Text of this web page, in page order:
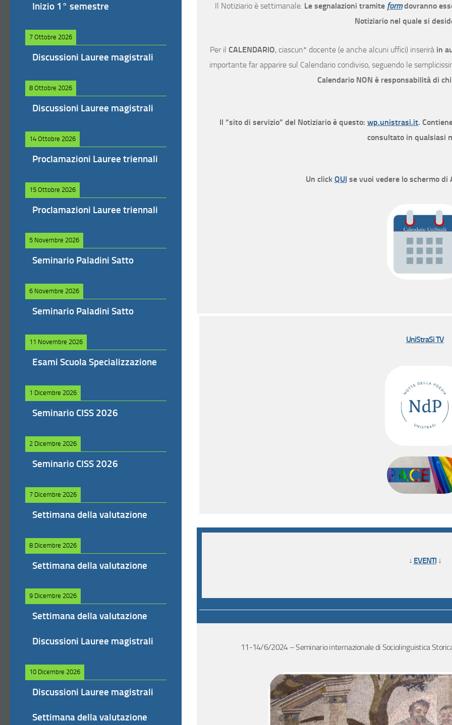
Il Notiziario è settimanale. Le segnalazioni tramite form dovranno
Notiziario nel quale si
Per il CALENDARIO, ciascun* docente (e anche alcuni uffici) inserirà in
importante far apparire sul Calendario condiviso, seguendo le
Calendario NON è responsabilità di
Il “sito di servizio” del Notiziario è questo: wp.unistrasi.it.
consultato in qualsiasi
Un click QUI se vuoi vedere lo schermo
UniStraSi TV
↓ EVENTI↓
11-14/6/2024 – Seminario internazionale di Sociolinguistica
Inizio 1° semestre
7 Ottobre 2026
Discussioni Lauree magistrali
8 Ottobre 2026
Discussioni Lauree magistrali
14 Ottobre 2026
Proclamazioni Lauree triennali
15 Ottobre 2026
Proclamazioni Lauree triennali
5 Novembre 2026
Seminario Paladini Satto
6 Novembre 2026
Seminario Paladini Satto
11 Novembre 2026
Esami Scuola Specializzazione
1 Dicembre 2026
Seminario CISS 2026
2 Dicembre 2026
Seminario CISS 2026
7 Dicembre 2026
Settimana della valutazione
8 Dicembre 2026
Settimana della valutazione
9 Dicembre 2026
Settimana della valutazione
Discussioni Lauree magistrali
10 Dicembre 2026
Discussioni Lauree magistrali
Settimana della valutazione